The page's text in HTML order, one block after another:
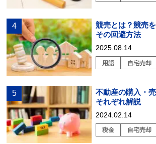
競売とは？競売
その回避方法
2025.08.14
用語 自宅売却
不動産の購入・
それぞれ解説
2024.02.14
税金 自宅売却